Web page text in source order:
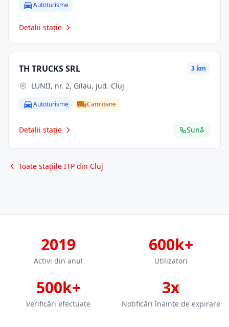
Autoturisme
Detalii stație
TH TRUCKS SRL 3 km
LUNII, nr. 2, Gilau, jud. Cluj
Autoturisme Camioane
Detalii stație Sună
Toate stațiile ITP din Cluj
2019
Activi din anul
600k+
Utilizatori
500k+
Verificări efectuate
3x
Notificări înainte de expirare